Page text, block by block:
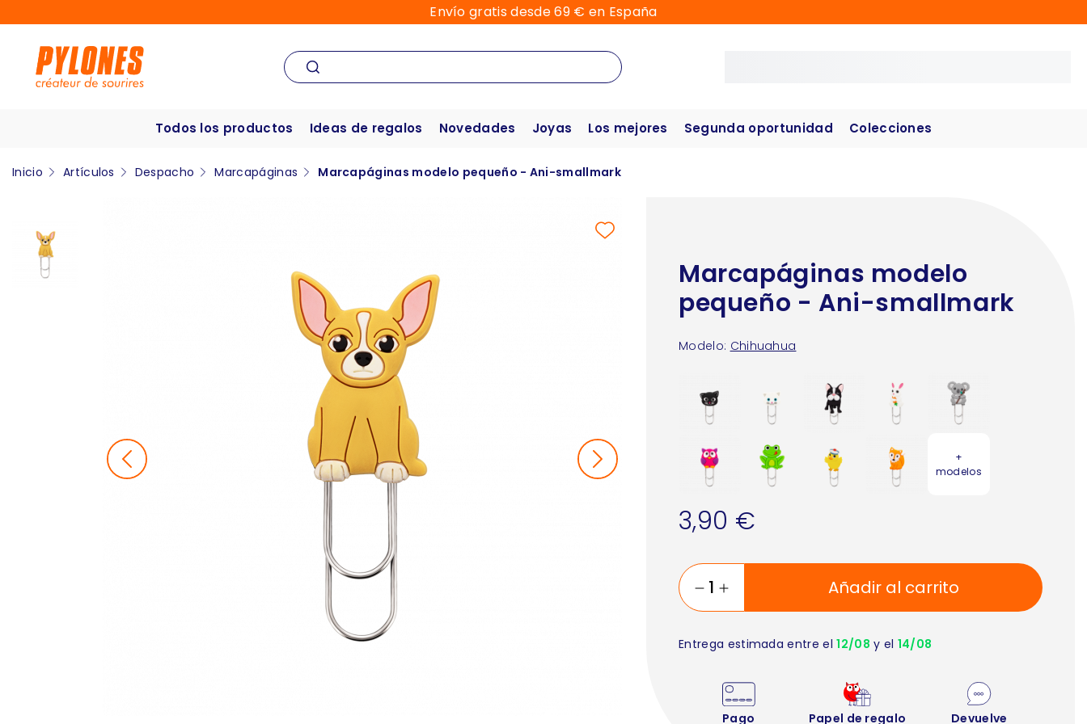
Envío gratis desde 69 € en España
Todos los productos Ideas de regalos Novedades Joyas Los mejores Segunda oportunidad Colecciones
Inicio Artículos Despacho Marcapáginas Marcapáginas modelo pequeño - Ani-smallmark
Marcapáginas modelo
pequeño - Ani-smallmark
Modelo: Chihuahua
+
modelos
3,90 €
Añadir al carrito
Entrega estimada entre el12/08 y el 14/08
Pago Papel de regalo Devuelve